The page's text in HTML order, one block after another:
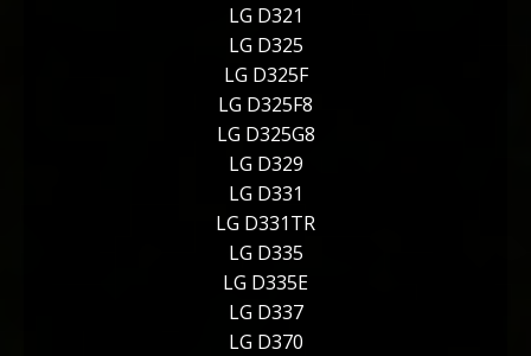
LG D321
LG D325
LG D325F
LG D325F8
LG D325G8
LG D329
LG D331
LG D331TR
LG D335
LG D335E
LG D337
LG D370